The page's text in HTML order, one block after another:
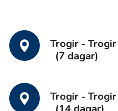
Trogir -
(7 dagar)
Trogir -